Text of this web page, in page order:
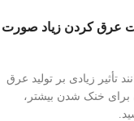
عرق کردن زیاد صورت
تأثیر زیادی بر تولید عرق
برای خنک شدن بیشتر،